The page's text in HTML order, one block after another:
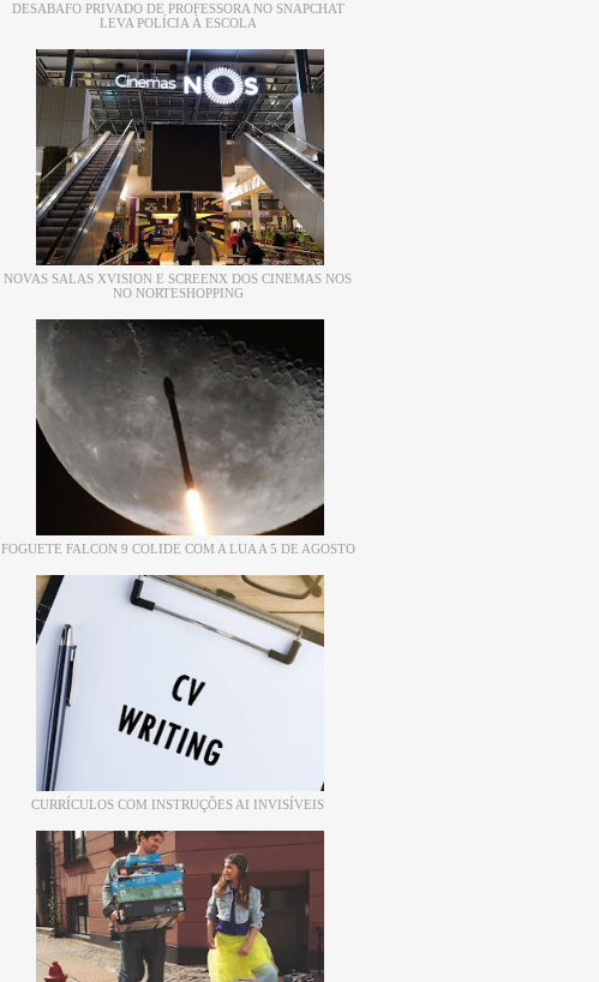
DESABAFO PRIVADO DE PROFESSORA NO SNAPCHAT
LEVA POLÍCIA À ESCOLA
NOVAS SALAS XVISION E SCREENX DOS CINEMAS NOS
NO NORTESHOPPING
FOGUETE FALCON 9 COLIDE COM A LUA A 5 DE AGOSTO
CURRÍCULOS COM INSTRUÇÕES AI INVISÍVEIS